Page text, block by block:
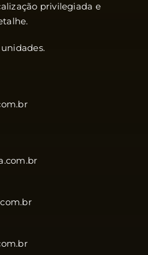
privilegiada e